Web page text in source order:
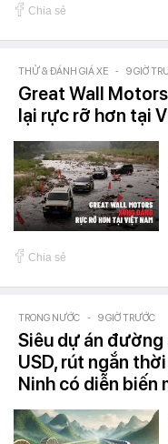
Chia sẻ
THỬ & ĐÁNH GIÁ XE - 9 GIỜ
Great Wall
lại rực rỡ hơn tại
Chia sẻ
TRONG NƯỚC - 9 GIỜ TRƯỚC
Siêu dự án
USD, rút ngắn
Ninh có diễn biến